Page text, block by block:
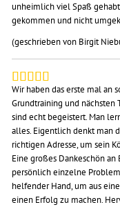
unheimlich viel Spaß
gekommen und nicht
(geschrieben von Birgit
Wir haben das erste mal an
Grundtraining und nächsten
sind echt begeistert. Man
alles. Eigentlich denkt man
richtigen Adresse, um sein
Eine großes Dankeschön
persönlich einzelne
helfender Hand, um aus
einen Erfolg zu machen.